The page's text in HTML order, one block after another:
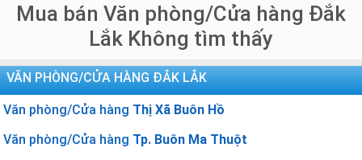
Mua bán Văn phòng/Cửa hàng Đắk
Lắk Không tìm thấy
VĂN PHÒNG/CỬA HÀNG ĐẮK LẮK
Văn phòng/Cửa hàng Thị Xã Buôn Hồ
Văn phòng/Cửa hàng Tp. Buôn Ma Thuột